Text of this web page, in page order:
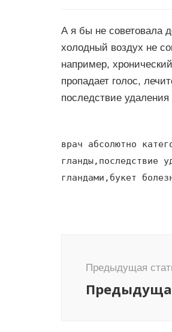
А я бы не советовала
холодный воздух не
например,
пропадает голос,
последствие
врач абсолютно
гланды,последствие
гландами,букет
записям
Предыдущая